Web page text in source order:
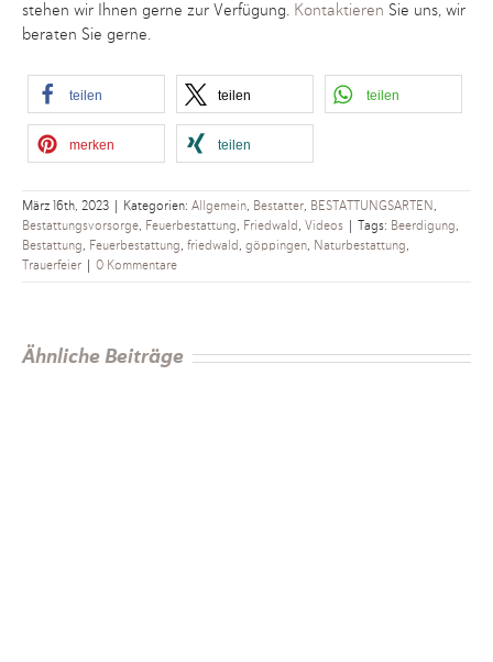
stehen wir Ihnen gerne zur Verfügung.
Kontaktieren Sie uns, wir
beraten Sie gerne.
teilen teilen teilen
merken teilen
März 16th, 2023 Kategorien: Allgemein, Bestatter, BESTATTUNGSARTEN ,
Bestattungsvorsorge, Feuerbestattung, Friedwald , Videos Tags: Beerdigung,
Bestattung, Feuerbestattung, friedwald , göppingen, Naturbestattung,
Trauerfeier
0 Kommentare
Ähnliche Beiträge